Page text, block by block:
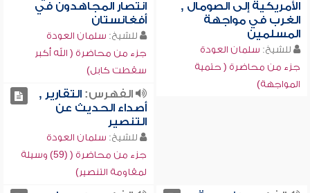
الأمريكية إلى الصومال ,
الغرب في مواجهة
المسلمين
للشيخ: سلمان العودة
جزء من محاضرة ( حتمية
المواجهة)
انتصار المجاهدون في
أفغانستان
للشيخ: سلمان العودة
جزء من محاضرة ( الله أكبر
سقطت كابل)
الفهرس:التقارير ,
أصداء الحديث عن
التنصير
للشيخ: سلمان العودة
جزء من محاضرة ( (59) وسيلة
لمقاومة التنصير)